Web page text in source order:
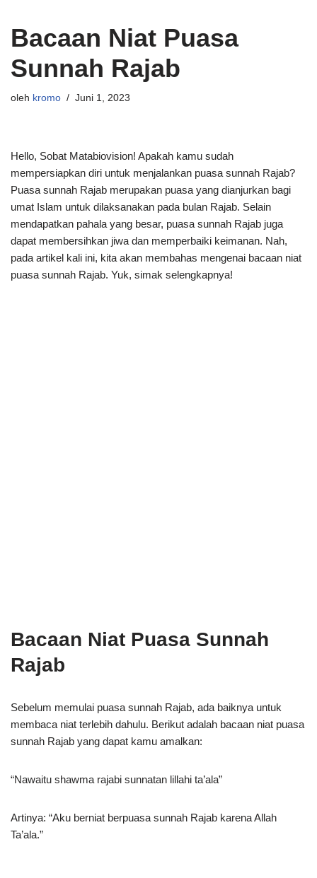
Bacaan Niat Puasa
Sunnah Rajab
oleh kromo Juni 1, 2023
Hello, Sobat Matabiovision! Apakah kamu sudah
mempersiapkan diri untuk menjalankan puasa sunnah Rajab?
Puasa sunnah Rajab merupakan puasa yang dianjurkan bagi
umat Islam untuk dilaksanakan pada bulan Rajab. Selain
mendapatkan pahala yang besar, puasa sunnah Rajab juga
dapat membersihkan jiwa dan memperbaiki keimanan. Nah,
pada artikel kali ini, kita akan membahas mengenai bacaan niat
puasa sunnah Rajab. Yuk, simak selengkapnya!
Bacaan Niat Puasa Sunnah
Rajab
Sebelum memulai puasa sunnah Rajab, ada baiknya untuk
membaca niat terlebih dahulu. Berikut adalah bacaan niat puasa
sunnah Rajab yang dapat kamu amalkan:
“Nawaitu shawma rajabi sunnatan lillahi ta’ala”
Artinya: “Aku berniat berpuasa sunnah Rajab karena Allah
Ta’ala.”